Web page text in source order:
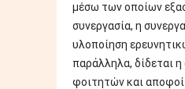
μέσω των οποίων
συνεργασία, η
υλοποίηση
παράλληλα, δίδεται
φοιτητών και